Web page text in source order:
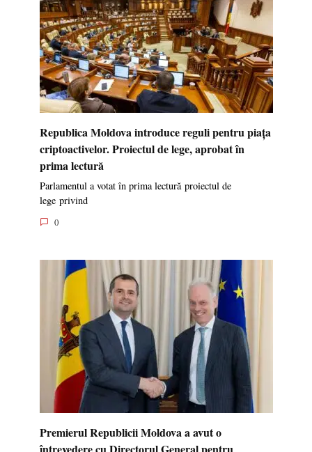
Republica Moldova introduce reguli pentru piața
criptoactivelor. Proiectul de lege, aprobat în
prima lectură
Parlamentul a votat în prima lectură proiectul de
lege privind
0
Premierul Republicii Moldova a avut o
întrevedere cu Directorul General pentru